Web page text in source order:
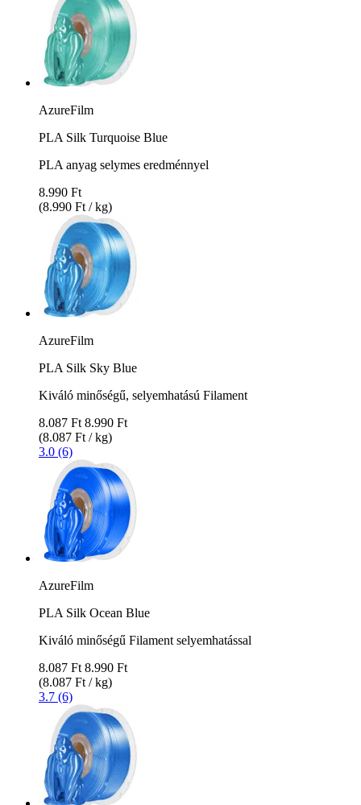
AzureFilm
PLA Silk Turquoise Blue
PLA anyag selymes eredménnyel
8.990 Ft
(8.990 Ft / kg)
AzureFilm
PLA Silk Sky Blue
Kiváló minőségű, selyemhatású Filament
8.087 Ft 8.990 Ft
(8.087 Ft / kg)
3.0 (6)
AzureFilm
PLA Silk Ocean Blue
Kiváló minőségű Filament selyemhatással
8.087 Ft 8.990 Ft
(8.087 Ft / kg)
3.7 (6)